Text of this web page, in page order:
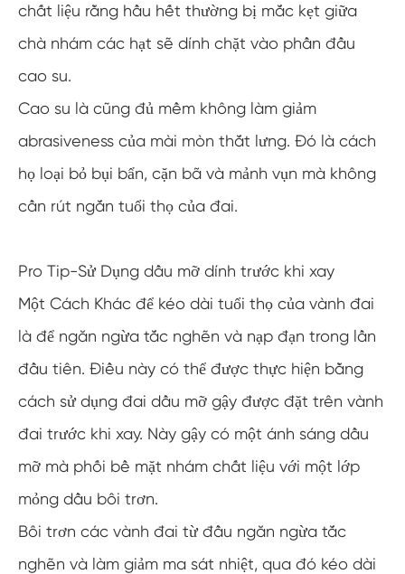
chất liệu rằng hầu hết thường bị mắc kẹt giữa
chà nhám các hạt sẽ dính chặt vào phần đầu
cao su.
Cao su là cũng đủ mềm không làm giảm
abrasiveness của mài mòn thắt lưng. Đó là cách
họ loại bỏ bụi bẩn, cặn bã và mảnh vụn mà không
cần rút ngắn tuổi thọ của đai.
Pro Tip-Sử Dụng dầu mỡ dính trước khi xay
Một Cách Khác để kéo dài tuổi thọ của vành đai
là để ngăn ngừa tắc nghẽn và nạp đạn trong lần
đầu tiên. Điều này có thể được thực hiện bằng
cách sử dụng đai dầu mỡ gậy được đặt trên vành
đai trước khi xay. Này gậy có một ánh sáng dầu
mỡ mà phối bề mặt nhám chất liệu với một lớp
mỏng dầu bôi trơn.
Bôi trơn các vành đai từ đầu ngăn ngừa tắc
nghẽn và làm giảm ma sát nhiệt, qua đó kéo dài